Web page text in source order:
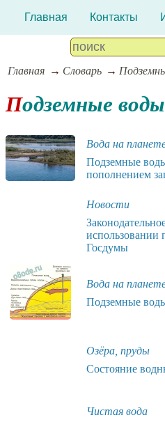
Главная Контакты
Главная Словарь
Подземные воды
Вода на
Подземные
пополнением
Новости
использовании
Госдумы
Вода на
Подземные
Озёра, пруды
Состояние
Чистая вода